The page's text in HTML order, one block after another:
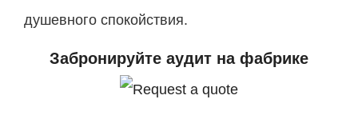
душевного спокойствия.
Забронируйте аудит на фабрике